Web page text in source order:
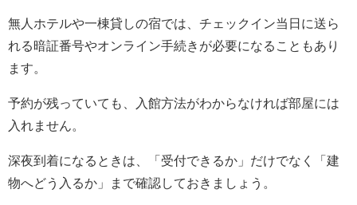
無人ホテルや一棟貸しの宿では、チェックイン当日に送ら
れる暗証番号やオンライン手続きが必要になることもあり
ます。
予約が残っていても、入館方法がわからなければ部屋には
入れません。
深夜到着になるときは、「受付できるか」だけでなく「建
物へどう入るか」まで確認しておきましょう。